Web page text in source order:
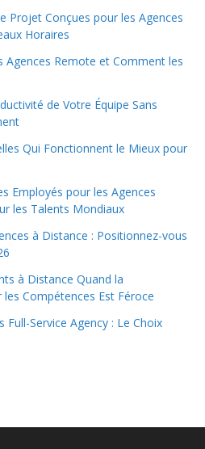
Projet Conçues pour les Agences
Horaires
Agences Remote et Comment les
de Votre Équipe Sans
Qui Fonctionnent le Mieux pour
Employés pour les Agences
les Talents Mondiaux
à Distance : Positionnez-vous
à Distance Quand la
Compétences Est Féroce
Service Agency : Le Choix